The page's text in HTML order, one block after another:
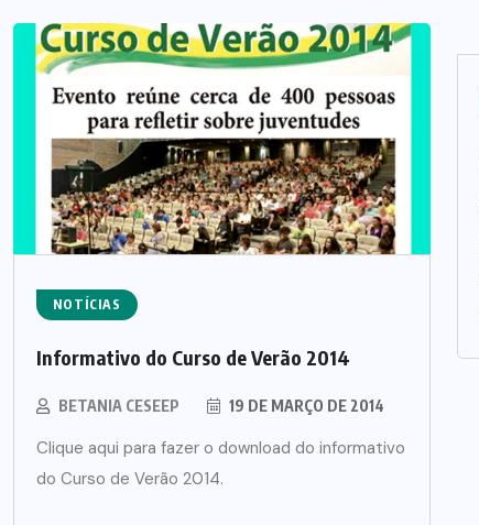
NOTÍCIAS
Informativo do Curso de Verão 2014
BETANIA CESEEP 19 DE MARÇO DE 2014
Clique aqui para fazer o download do informativo
do Curso de Verão 2014.